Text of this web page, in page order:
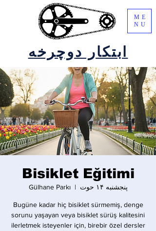
ابتکار دوچرخه
ME
NU
Bisiklet Eğitimi
پنجشنبه ۱۴ حوت
  |
Gülhane Parkı
Bugüne kadar hiç bisiklet sürmemiş, denge
sorunu yaşayan veya bisiklet sürüş kalitesini
ilerletmek isteyenler için, birebir özel dersler